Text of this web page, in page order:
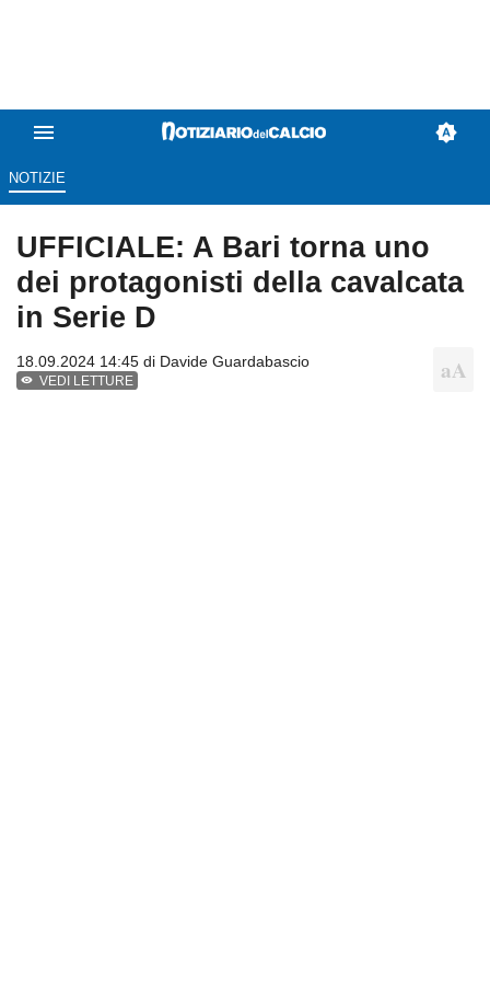
NOTIZIE
UFFICIALE: A Bari torna uno
dei protagonisti della cavalcata
in Serie D
18.09.2024 14:45 di Davide Guardabascio
VEDI LETTURE